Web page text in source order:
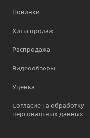
Новинки
Хиты продаж
Распродажа
Видеообзоры
Уценка
Согласие на обработку
персональных данных